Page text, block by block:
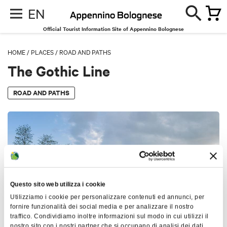
Questo sito web utilizza i cookie
Utilizziamo i cookie per personalizzare contenuti ed annunci, per
fornire funzionalità dei social media e per analizzare il nostro
traffico. Condividiamo inoltre informazioni sul modo in cui utilizzi il
EN
Official Tourist Information Site of Appennino Bolognese
HOME / PLACES / ROAD AND PATHS
The Gothic Line
ROAD AND PATHS